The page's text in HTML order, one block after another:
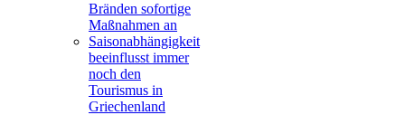
Bränden sofortige
Maßnahmen an
Saisonabhängigkeit
beeinflusst immer
noch den
Tourismus in
Griechenland